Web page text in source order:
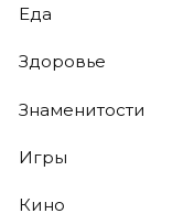
Еда
Здоровье
Знаменитости
Игры
Кино